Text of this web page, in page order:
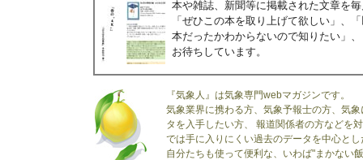
本や雑誌、新聞等に掲載された文章を
「ぜひこの本を取り上げて欲しい」、
本だったかわからないので知りたい」
お待ちしています。
『気象人』は気象専門webマガジンです。
気象業界に携わる方、気象予報士の方、気
タを入手したい方、 報道関係者の方などを
では手に入りにくい過去のデータを中心と
自分たちも使って便利な、いわば"まかない